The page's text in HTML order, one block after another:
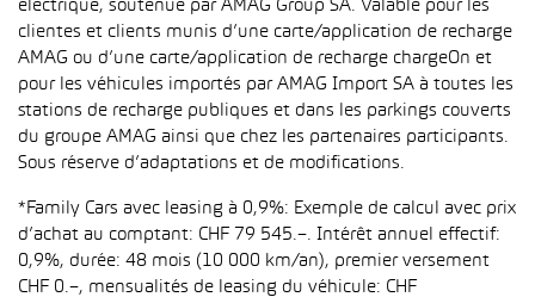
électrique, soutenue par AMAG Group SA. Valable pour les
clientes et clients munis d’une carte/application de recharge
AMAG ou d’une carte/application de recharge chargeOn et
pour les véhicules importés par AMAG Import SA à toutes les
stations de recharge publiques et dans les parkings couverts
du groupe AMAG ainsi que chez les partenaires participants.
Sous réserve d’adaptations et de modifications.
*Family Cars avec leasing à 0,9%: Exemple de calcul avec prix
d’achat au comptant: CHF 79 545.–. Intérêt annuel effectif:
0,9%, durée: 48 mois (10 000 km/an), premier versement
CHF 0.–, mensualités de leasing du véhicule: CHF